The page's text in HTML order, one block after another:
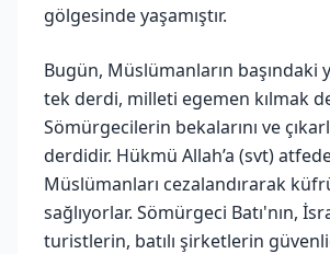
gölgesinde yaşamıştır.
Bugün, Müslümanların başındaki
tek derdi, milleti egemen kılmak
Sömürgecilerin bekalarını ve
derdidir. Hükmü Allah’a (svt)
Müslümanları cezalandırarak
sağlıyorlar. Sömürgeci Batı'nın,
turistlerin, batılı şirketlerin